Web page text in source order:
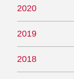
2020
2019
2018